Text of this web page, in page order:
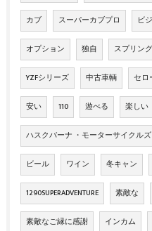
カブ スーパーカブプロ ビ
オプション 独自 スプリング
YZFシリーズ 中古車輌 セロ
安い 110 遊べる 楽しい
ハスクバーナ ・モーターサイクルズ
ビール ワイン 冬キャン
1290SUPERADVENTURE 素敵な
素敵なご縁に感謝 インカム